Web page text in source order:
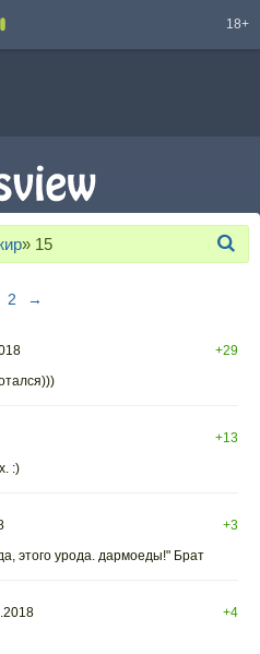
18+
» 15
2 →
+29
+13
:)
+3
этого урода. дармоеды!" Брат
+4